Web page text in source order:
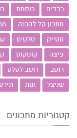
כבדים
כוסמת
מתכון קל להכנה
סטייק
סלטים
פיצה
קוסקוס
רוטב
רוטב לסלט
שניצל
תות תירס
קטגוריות מתכונים